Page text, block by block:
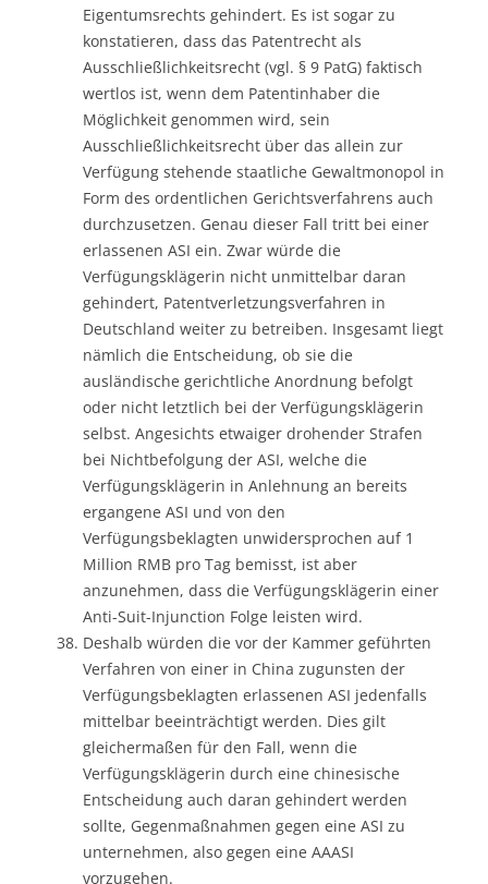
Eigentumsrechts gehindert. Es ist sogar zu
konstatieren, dass das Patentrecht als
Ausschließlichkeitsrecht (vgl. § 9 PatG) faktisch
wertlos ist, wenn dem Patentinhaber die
Möglichkeit genommen wird, sein
Ausschließlichkeitsrecht über das allein zur
Verfügung stehende staatliche Gewaltmonopol in
Form des ordentlichen Gerichtsverfahrens auch
durchzusetzen. Genau dieser Fall tritt bei einer
erlassenen ASI ein. Zwar würde die
Verfügungsklägerin nicht unmittelbar daran
gehindert, Patentverletzungsverfahren in
Deutschland weiter zu betreiben. Insgesamt liegt
nämlich die Entscheidung, ob sie die
ausländische gerichtliche Anordnung befolgt
oder nicht letztlich bei der Verfügungsklägerin
selbst. Angesichts etwaiger drohender Strafen
bei Nichtbefolgung der ASI, welche die
Verfügungsklägerin in Anlehnung an bereits
ergangene ASI und von den
Verfügungsbeklagten unwidersprochen auf 1
Million RMB pro Tag bemisst, ist aber
anzunehmen, dass die Verfügungsklägerin einer
Anti-Suit-Injunction Folge leisten wird.
Deshalb würden die vor der Kammer geführten
Verfahren von einer in China zugunsten der
Verfügungsbeklagten erlassenen ASI jedenfalls
mittelbar beeinträchtigt werden. Dies gilt
gleichermaßen für den Fall, wenn die
Verfügungsklägerin durch eine chinesische
Entscheidung auch daran gehindert werden
sollte, Gegenmaßnahmen gegen eine ASI zu
unternehmen, also gegen eine AAASI
vorzugehen.